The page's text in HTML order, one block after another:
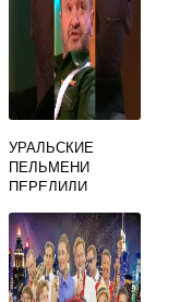
УРАЛЬСКИЕ
ПЕЛЬМЕНИ
ПЕРЕЛИЛИ